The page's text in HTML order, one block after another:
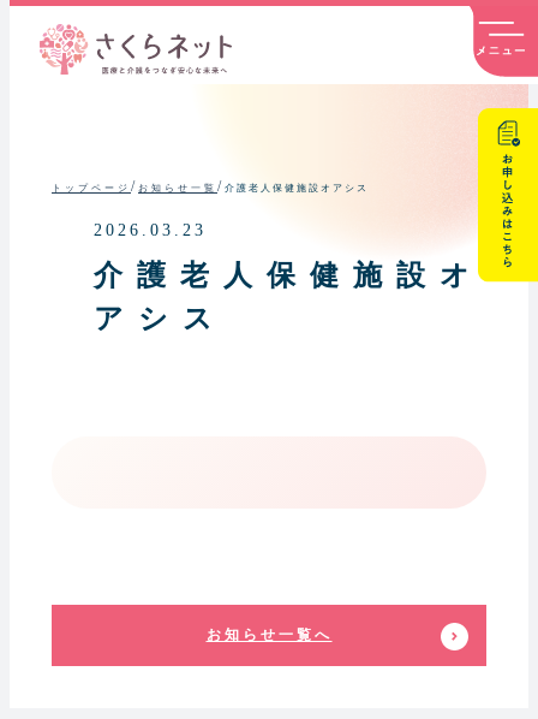
トップページ / お知らせ一覧 / 介護老人保健施設オアシス
2026.03.23
介護老人保健施設オ
アシス
お知らせ一覧へ